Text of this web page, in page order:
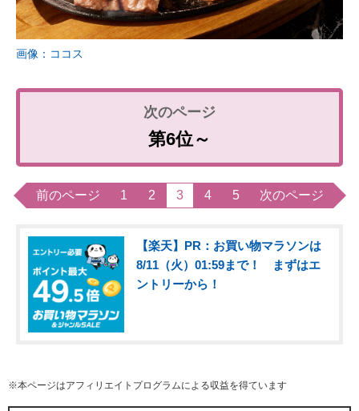
画像：ココス
第6位～
前のページ 1 2 3 4 5 次のページ
【楽天】PR：お買い物マラソンは
8/11（火）01:59まで！ まずはエ
ントリーから！
※本ページはアフィリエイトプログラムによる収益を得ています